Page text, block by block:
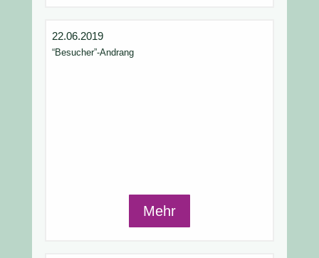
22.06.2019
“Besucher”-Andrang
Mehr